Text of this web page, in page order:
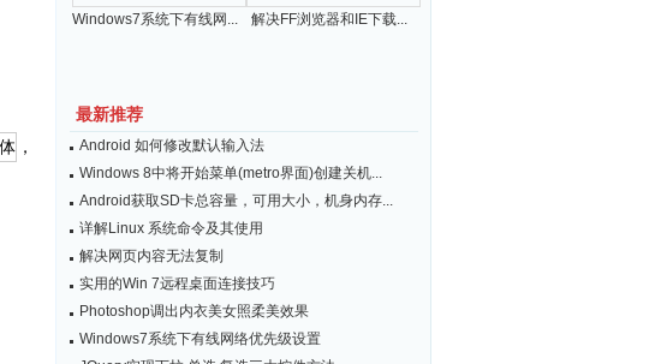
，
Windows7系统下有线网... 解决FF浏览器和IE下载...
最新推荐
Android 如何修改默认输入法
Windows 8中将开始菜单(metro界面)创建关机...
Android获取SD卡总容量，可用大小，机身内存...
详解Linux 系统命令及其使用
解决网页内容无法复制
实用的Win 7远程桌面连接技巧
Photoshop调出内衣美女照柔美效果
Windows7系统下有线网络优先级设置